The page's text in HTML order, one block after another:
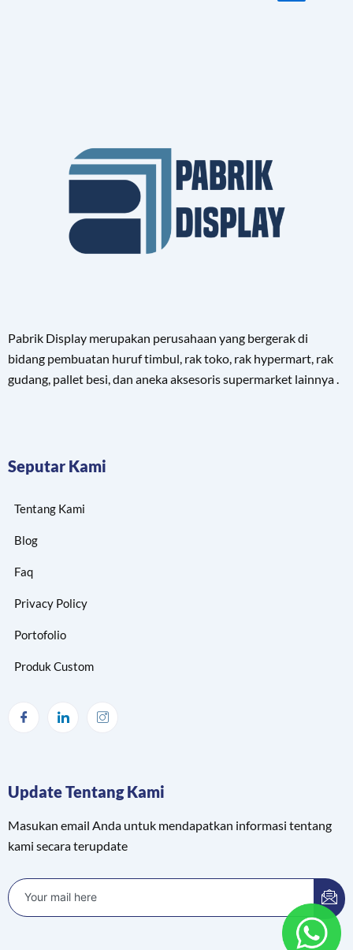
Pabrik Display merupakan perusahaan yang bergerak di
bidang pembuatan huruf timbul, rak toko, rak hypermart, rak
gudang, pallet besi, dan aneka aksesoris supermarket lainnya .
Seputar Kami
Tentang Kami
Blog
Faq
Privacy Policy
Portofolio
Produk Custom
Update Tentang Kami
Masukan email Anda untuk mendapatkan informasi tentang
kami secara terupdate